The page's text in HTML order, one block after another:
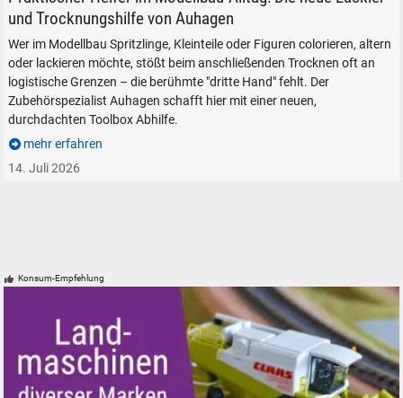
und Trocknungshilfe von Auhagen
Wer im Modellbau Spritzlinge, Kleinteile oder Figuren colorieren, altern
oder lackieren möchte, stößt beim anschließenden Trocknen oft an
logistische Grenzen – die berühmte "dritte Hand" fehlt. Der
Zubehörspezialist Auhagen schafft hier mit einer neuen,
durchdachten Toolbox Abhilfe.
mehr erfahren
14. Juli 2026
Konsum-Empfehlung